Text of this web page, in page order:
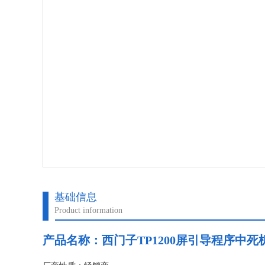
基础信息
Product information
产品名称： 西门子TP1200屏引导程序中死